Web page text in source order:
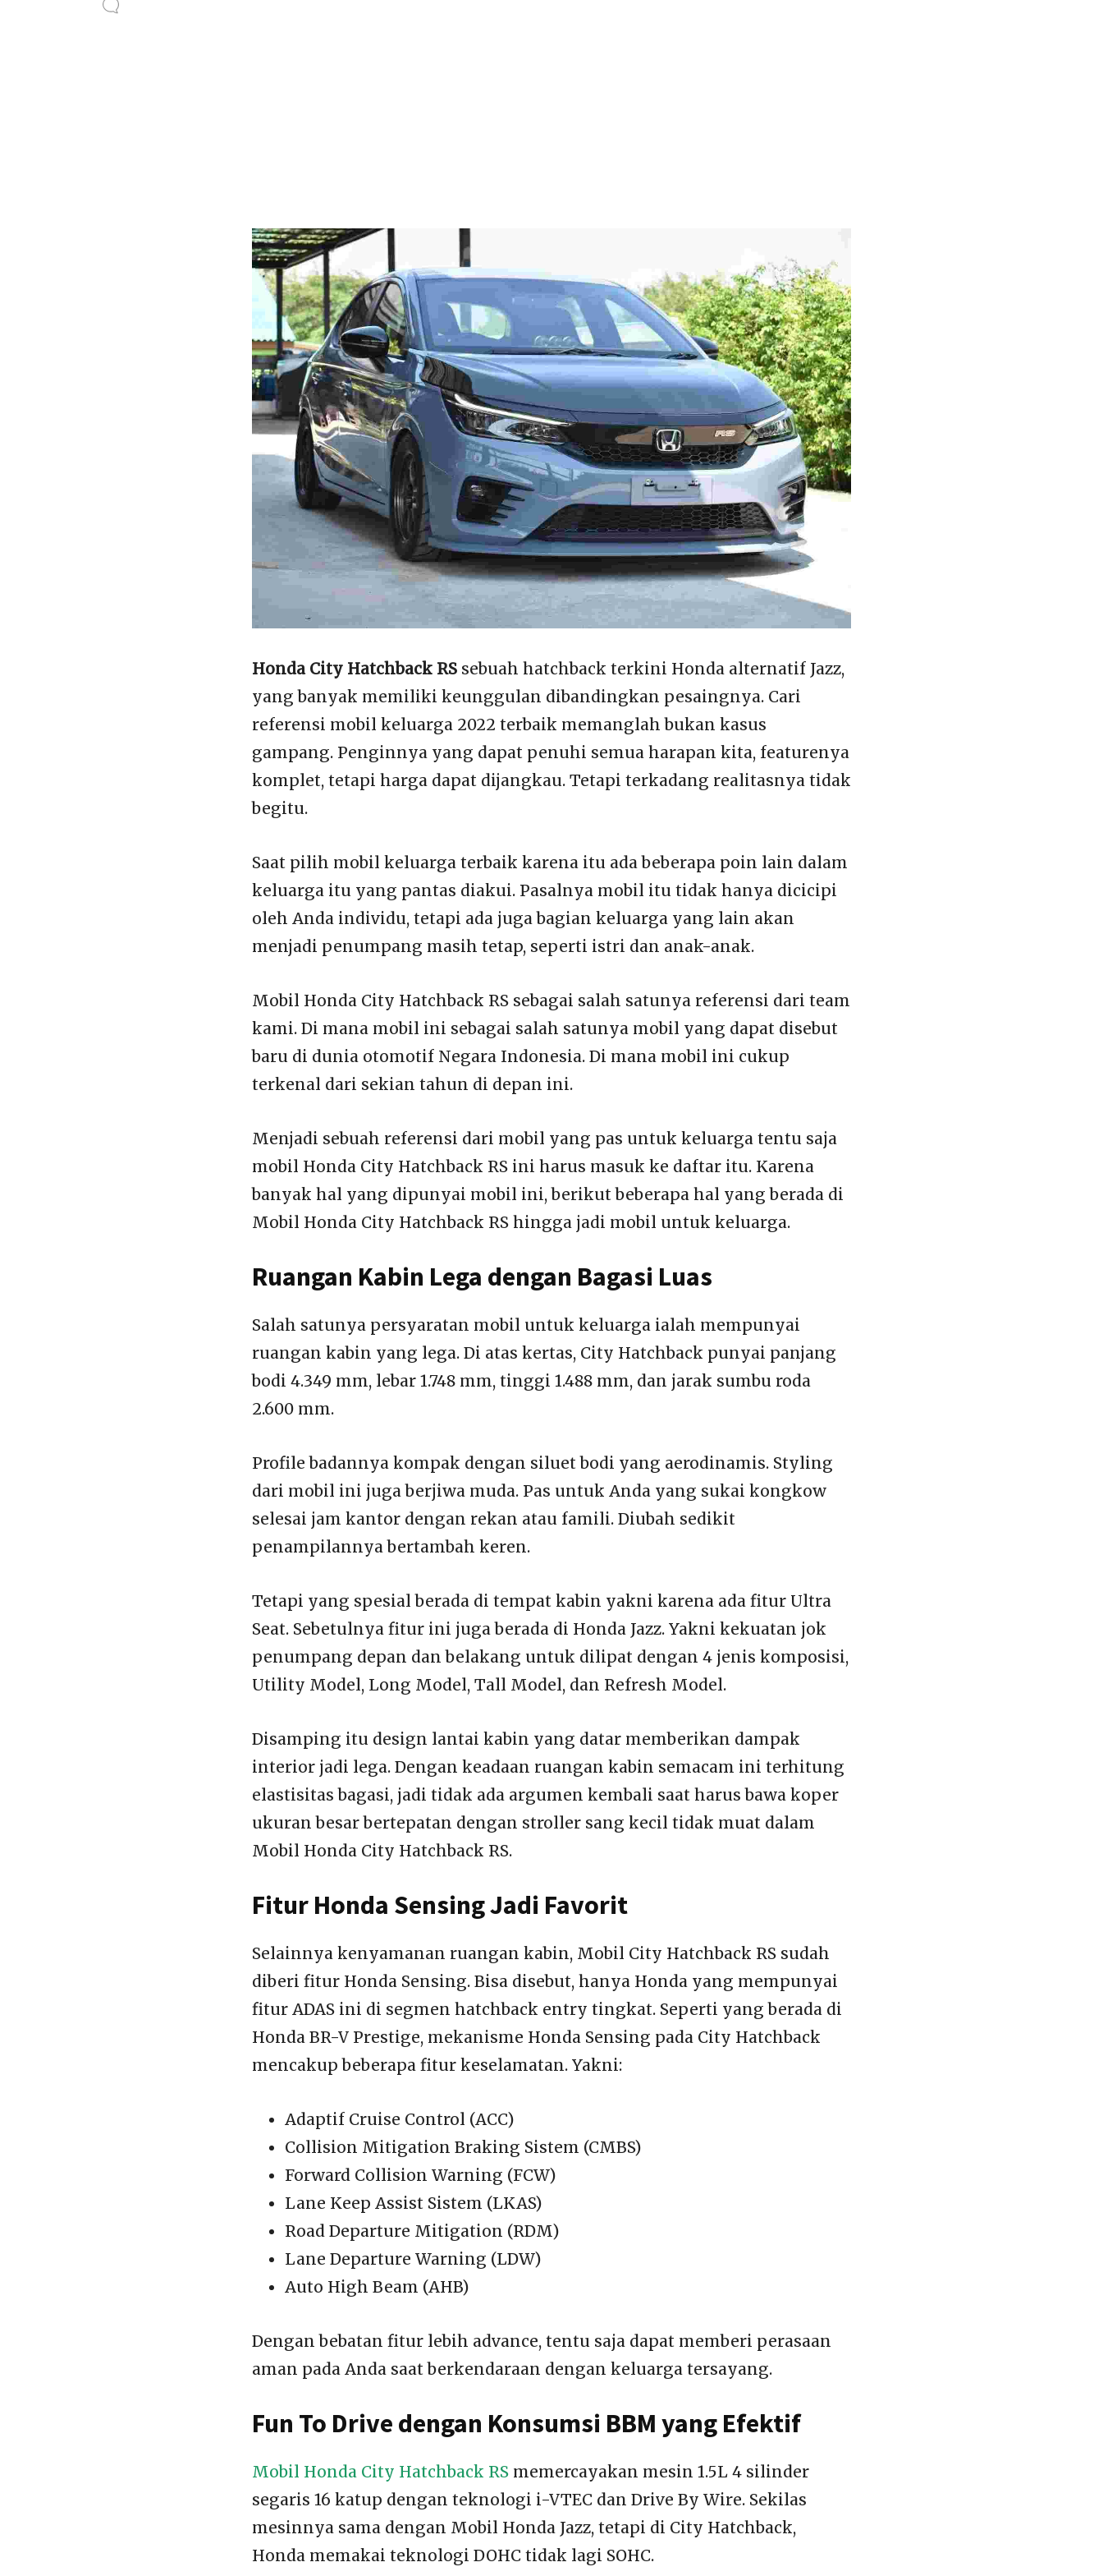
Honda City Hatchback RS sebuah hatchback terkini Honda alternatif Jazz,
yang banyak memiliki keunggulan dibandingkan pesaingnya. Cari
referensi mobil keluarga 2022 terbaik memanglah bukan kasus
gampang. Penginnya yang dapat penuhi semua harapan kita, featurenya
komplet, tetapi harga dapat dijangkau. Tetapi terkadang realitasnya tidak
begitu.
Saat pilih mobil keluarga terbaik karena itu ada beberapa poin lain dalam
keluarga itu yang pantas diakui. Pasalnya mobil itu tidak hanya dicicipi
oleh Anda individu, tetapi ada juga bagian keluarga yang lain akan
menjadi penumpang masih tetap, seperti istri dan anak-anak.
Mobil Honda City Hatchback RS sebagai salah satunya referensi dari team
kami. Di mana mobil ini sebagai salah satunya mobil yang dapat disebut
baru di dunia otomotif Negara Indonesia. Di mana mobil ini cukup
terkenal dari sekian tahun di depan ini.
Menjadi sebuah referensi dari mobil yang pas untuk keluarga tentu saja
mobil Honda City Hatchback RS ini harus masuk ke daftar itu. Karena
banyak hal yang dipunyai mobil ini, berikut beberapa hal yang berada di
Mobil Honda City Hatchback RS hingga jadi mobil untuk keluarga.
Ruangan Kabin Lega dengan Bagasi Luas
Salah satunya persyaratan mobil untuk keluarga ialah mempunyai
ruangan kabin yang lega. Di atas kertas, City Hatchback punyai panjang
bodi 4.349 mm, lebar 1.748 mm, tinggi 1.488 mm, dan jarak sumbu roda
2.600 mm.
Profile badannya kompak dengan siluet bodi yang aerodinamis. Styling
dari mobil ini juga berjiwa muda. Pas untuk Anda yang sukai kongkow
selesai jam kantor dengan rekan atau famili. Diubah sedikit
penampilannya bertambah keren.
Tetapi yang spesial berada di tempat kabin yakni karena ada fitur Ultra
Seat. Sebetulnya fitur ini juga berada di Honda Jazz. Yakni kekuatan jok
penumpang depan dan belakang untuk dilipat dengan 4 jenis komposisi,
Utility Model, Long Model, Tall Model, dan Refresh Model.
Disamping itu design lantai kabin yang datar memberikan dampak
interior jadi lega. Dengan keadaan ruangan kabin semacam ini terhitung
elastisitas bagasi, jadi tidak ada argumen kembali saat harus bawa koper
ukuran besar bertepatan dengan stroller sang kecil tidak muat dalam
Mobil Honda City Hatchback RS.
Fitur Honda Sensing Jadi Favorit
Selainnya kenyamanan ruangan kabin, Mobil City Hatchback RS sudah
diberi fitur Honda Sensing. Bisa disebut, hanya Honda yang mempunyai
fitur ADAS ini di segmen hatchback entry tingkat. Seperti yang berada di
Honda BR-V Prestige, mekanisme Honda Sensing pada City Hatchback
mencakup beberapa fitur keselamatan. Yakni:
Adaptif Cruise Control (ACC)
Collision Mitigation Braking Sistem (CMBS)
Forward Collision Warning (FCW)
Lane Keep Assist Sistem (LKAS)
Road Departure Mitigation (RDM)
Lane Departure Warning (LDW)
Auto High Beam (AHB)
Dengan bebatan fitur lebih advance, tentu saja dapat memberi perasaan
aman pada Anda saat berkendaraan dengan keluarga tersayang.
Fun To Drive dengan Konsumsi BBM yang Efektif
Mobil Honda City Hatchback RS memercayakan mesin 1.5L 4 silinder
segaris 16 katup dengan teknologi i-VTEC dan Drive By Wire. Sekilas
mesinnya sama dengan Mobil Honda Jazz, tetapi di City Hatchback,
Honda memakai teknologi DOHC tidak lagi SOHC.